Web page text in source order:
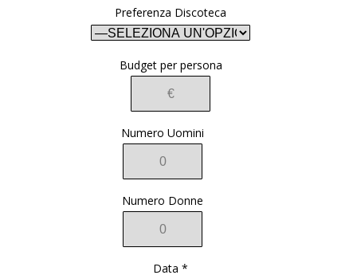
Preferenza Discoteca
Budget per persona
Numero Uomini
Numero Donne
Data *